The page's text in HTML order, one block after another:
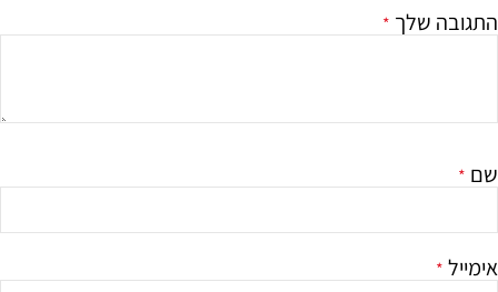
התגובה שלך *
שם *
אימייל *